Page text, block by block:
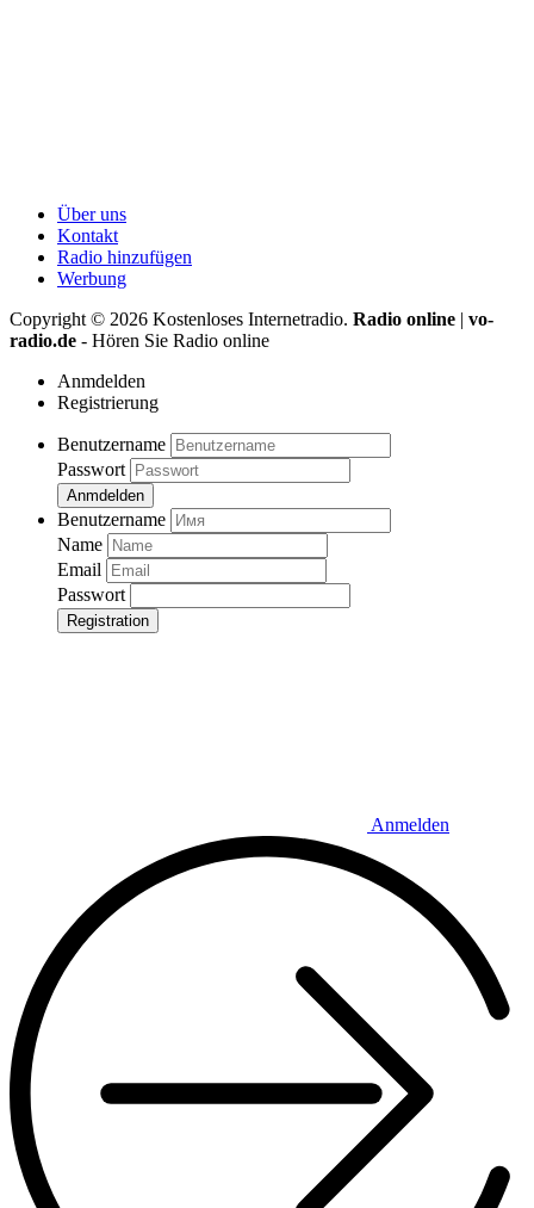
Über uns
Kontakt
Radio hinzufügen
Werbung
Copyright © 2026 Kostenloses Internetradio. Radio online | vo-
radio.de - Hören Sie Radio online
Anmdelden
Registrierung
Benutzername
Passwort
Anmdelden
Benutzername
Name
Email
Passwort
Registration
Anmelden